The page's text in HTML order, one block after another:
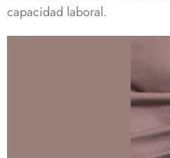
capacidad laboral.